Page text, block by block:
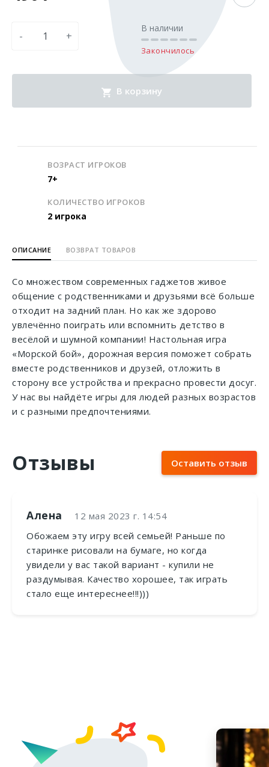
- +
В наличии
Закончилось
В корзину
ВОЗРАСТ ИГРОКОВ
7+
КОЛИЧЕСТВО ИГРОКОВ
2 игрока
ОПИСАНИЕ ВОЗВРАТ ТОВАРОВ
Со множеством современных гаджетов живое
общение с родственниками и друзьями всё больше
отходит на задний план. Но как же здорово
увлечённо поиграть или вспомнить детство в
весёлой и шумной компании! Настольная игра
«Морской бой», дорожная версия поможет собрать
вместе родственников и друзей, отложить в
сторону все устройства и прекрасно провести досуг.
У нас вы найдёте игры для людей разных возрастов
и с разными предпочтениями.
Отзывы Оставить отзыв
Алена
12 мая 2023 г. 14:54
Обожаем эту игру всей семьей! Раньше по
старинке рисовали на бумаге, но когда
увидели у вас такой вариант - купили не
раздумывая. Качество хорошее, так играть
стало еще интереснее!!!)))